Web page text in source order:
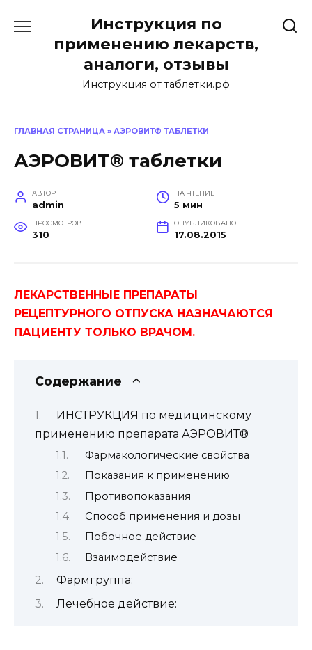
содержанию
Инструкция по
применению лекарств,
аналоги, отзывы
Инструкция от таблетки.рф
ГЛАВНАЯ СТРАНИЦА » АЭРОВИТ® ТАБЛЕТКИ
АЭРОВИТ® таблетки
АВТОР
admin
НА ЧТЕНИЕ
5 мин
ПРОСМОТРОВ
310
ОПУБЛИКОВАНО
17.08.2015
ЛЕКАРСТВЕННЫЕ ПРЕПАРАТЫ
РЕЦЕПТУРНОГО ОТПУСКА НАЗНАЧАЮТСЯ
ПАЦИЕНТУ ТОЛЬКО ВРАЧОМ.
Содержание
ИНСТРУКЦИЯ по медицинскому
применению препарата АЭРОВИТ®
Фармакологические свойства
Показания к применению
Противопоказания
Способ применения и дозы
Побочное действие
Взаимодействие
Фармгруппа:
Лечебное действие: